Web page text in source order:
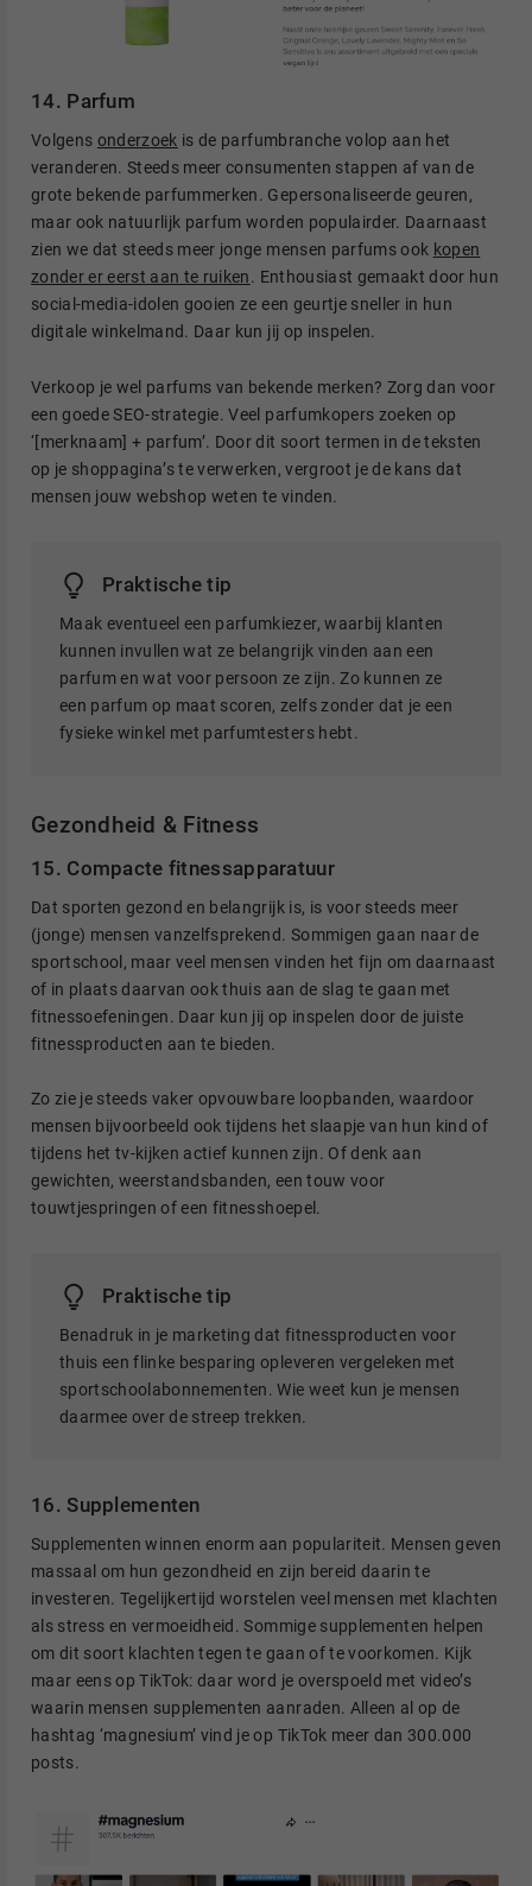
14. Parfum
Volgens onderzoek is de parfumbranche volop aan het
veranderen. Steeds meer consumenten stappen af van de
grote bekende parfummerken. Gepersonaliseerde geuren,
maar ook natuurlijk parfum worden populairder. Daarnaast
zien we dat steeds meer jonge mensen parfums ook kopen
zonder er eerst aan te ruiken. Enthousiast gemaakt door hun
social-media-idolen gooien ze een geurtje sneller in hun
digitale winkelmand. Daar kun jij op inspelen.
Verkoop je wel parfums van bekende merken? Zorg dan voor
een goede SEO-strategie. Veel parfumkopers zoeken op
‘[merknaam] + parfum’. Door dit soort termen in de teksten
op je shoppagina’s te verwerken, vergroot je de kans dat
mensen jouw webshop weten te vinden.
Praktische tip
Maak eventueel een parfumkiezer, waarbij klanten
kunnen invullen wat ze belangrijk vinden aan een
parfum en wat voor persoon ze zijn. Zo kunnen ze
een parfum op maat scoren, zelfs zonder dat je een
fysieke winkel met parfumtesters hebt.
Gezondheid & Fitness
15. Compacte fitnessapparatuur
Dat sporten gezond en belangrijk is, is voor steeds meer
(jonge) mensen vanzelfsprekend. Sommigen gaan naar de
sportschool, maar veel mensen vinden het fijn om daarnaast
of in plaats daarvan ook thuis aan de slag te gaan met
fitnessoefeningen. Daar kun jij op inspelen door de juiste
fitnessproducten aan te bieden.
Zo zie je steeds vaker opvouwbare loopbanden, waardoor
mensen bijvoorbeeld ook tijdens het slaapje van hun kind of
tijdens het tv-kijken actief kunnen zijn. Of denk aan
gewichten, weerstandsbanden, een touw voor
touwtjespringen of een fitnesshoepel.
Praktische tip
Benadruk in je marketing dat fitnessproducten voor
thuis een flinke besparing opleveren vergeleken met
sportschoolabonnementen. Wie weet kun je mensen
daarmee over de streep trekken.
16. Supplementen
Supplementen winnen enorm aan populariteit. Mensen geven
massaal om hun gezondheid en zijn bereid daarin te
investeren. Tegelijkertijd worstelen veel mensen met klachten
als stress en vermoeidheid. Sommige supplementen helpen
om dit soort klachten tegen te gaan of te voorkomen. Kijk
maar eens op TikTok: daar word je overspoeld met video’s
waarin mensen supplementen aanraden. Alleen al op de
hashtag ‘magnesium’ vind je op TikTok meer dan 300.000
posts.